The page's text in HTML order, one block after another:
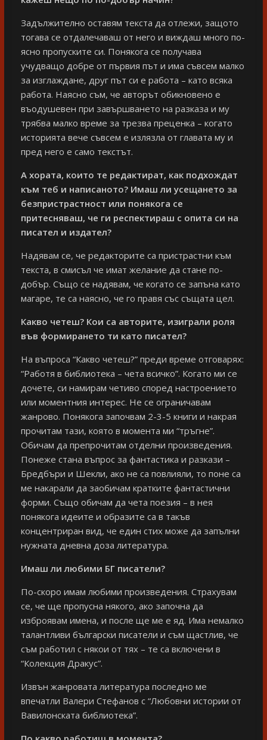
Задължително оставям текста да отлежи, защото
тогава се отдалечаваш от него и виждаш много по-
ясно пропуските си. Понякога се получава
учудващо добре от първия път и има съвсем малко
за изглаждане, друг път си е работа – като всяка
работа. Наясно съм, че авторът обикновено е
въодушевен при завършването на разказа и му
трябва малко време за трезва преценка – когато
историята вече съвсем е излязла от главата му и
пред него е само текстът.
А хората, които те редактират, как подхождат
към теб и написаното? Имаш ли усещането за
безпристрастност или понякога се
притесняваш, че ги респектираш с опита си на
писател и издател?
Надявам се, че редакторите са пристрастни към
текста, в смисъл че имат желание да стане по-
добър. Също се надявам, че когато се запъна като
магаре, те са наясно, че го правя със същата цел.
Какво четеш? Кои са авторите, изиграли роля
във формирането ти като писател?
На въпроса “Какво четеш?” преди време отговарях:
“Работя в библиотека – чета всичко”. Когато ми се
дочете, си намирам четиво според настроението
или моментния интерес. Не се ограничавам
жанрово. Понякога започвам 2-3-5 книги и накрая
прочитам тази, която в момента ми “тръгне”.
Обичам да препрочитам отделни произведения.
Понеже стана въпрос за фантастика и разкази –
Бредбъри и Шекли, ако не са повлияли, то поне са
ме накарали да заобичам кратките фантастични
форми. Също обичам да чета поезия – в нея
понякога идеите и образите са в такъв
концентриран вид, че един стих може да запълни
нужната дневна доза литература.
Имаш ли любими БГ писатели?
По-скоро имам любими произведения. Страхувам
се, че ще пропусна някого, ако започна да
изброявам имена, и после ще ме е яд. Има немалко
талантливи български писатели и съм щастлив, че
съм работил с някои от тях – те са включени в
“Колекция Дракус”.
Извън жанровата литература последно ме
впечатли Валери Стефанов с “Любовни истории от
Вавилонската библиотека”.